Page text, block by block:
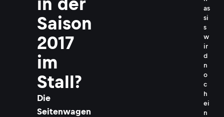
Saison
2017
im
Stall?
Die
Seitenwagen
as
si
s
w
ir
d
n
o
c
h
ei
n